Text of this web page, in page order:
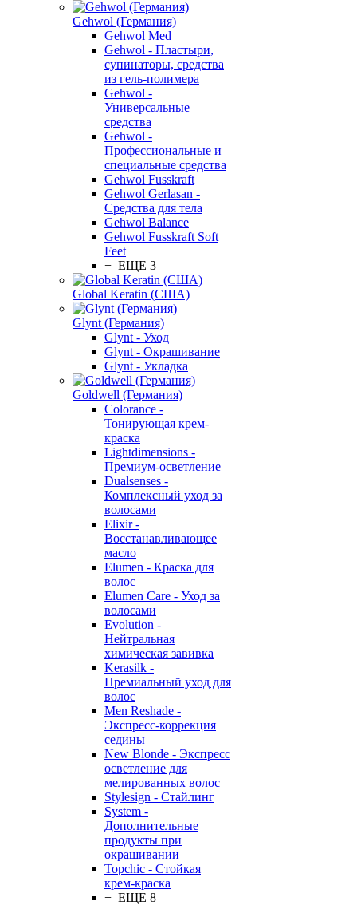
Gehwol (Германия)
Gehwol Med
Gehwol - Пластыри,
супинаторы, средства
из гель-полимера
Gehwol -
Универсальные
средства
Gehwol -
Профессиональные и
специальные средства
Gehwol Fusskraft
Gehwol Gerlasan -
Средства для тела
Gehwol Balance
Gehwol Fusskraft Soft
Feet
+ ЕЩЕ 3
Global Keratin (США)
Glynt (Германия)
Glynt - Уход
Glynt - Окрашивание
Glynt - Укладка
Goldwell (Германия)
Colorance -
Тонирующая крем-
краска
Lightdimensions -
Премиум-осветление
Dualsenses -
Комплексный уход за
волосами
Elixir -
Восстанавливающее
масло
Elumen - Краска для
волос
Elumen Care - Уход за
волосами
Evolution -
Нейтральная
химическая завивка
Kerasilk -
Премиальный уход для
волос
Men Reshade -
Экспресс-коррекция
седины
New Blonde - Экспресс
осветление для
мелированных волос
Stylesign - Стайлинг
System -
Дополнительные
продукты при
окрашивании
Topchic - Стойкая
крем-краска
+ ЕЩЕ 8